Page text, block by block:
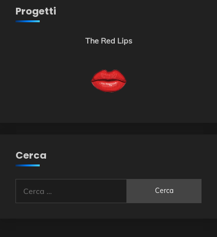
Progetti
The Red Lips
Cerca
per: